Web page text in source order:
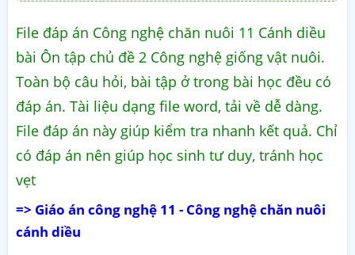
File đáp án Công nghệ chăn nuôi 11 Cánh diều
bài Ôn tập chủ đề 2 Công nghệ giống vật nuôi.
Toàn bộ câu hỏi, bài tập ở trong bài học đều có
đáp án. Tài liệu dạng file word, tải về dễ dàng.
File đáp án này giúp kiểm tra nhanh kết quả. Chỉ
có đáp án nên giúp học sinh tư duy, tránh học
vẹt
=> Giáo án công nghệ 11 - Công nghệ chăn nuôi
cánh diều